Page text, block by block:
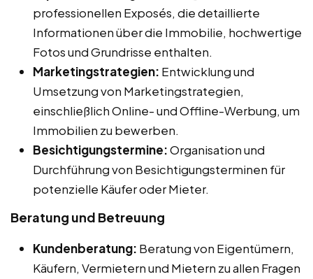
professionellen Exposés, die detaillierte
Informationen über die Immobilie, hochwertige
Fotos und Grundrisse enthalten.
Marketingstrategien: Entwicklung und
Umsetzung von Marketingstrategien,
einschließlich Online- und Offline-Werbung, um
Immobilien zu bewerben.
Besichtigungstermine:Organisation und
Durchführung von Besichtigungsterminen für
potenzielle Käufer oder Mieter.
Beratung und Betreuung
Kundenberatung: Beratung von Eigentümern,
Käufern, Vermietern und Mietern zu allen Fragen